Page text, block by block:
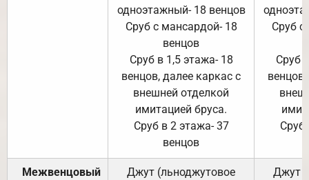
одноэтажный- 18 венцов
Сруб с мансардой- 18
венцов
Сруб в 1,5 этажа- 18
венцов, далее каркас с
внешней отделкой
имитацией бруса.
Сруб в 2 этажа- 37
венцов
Сруб с
Сруб
Сруб
Межвенцовый
Джут (льноджутовое
Джут